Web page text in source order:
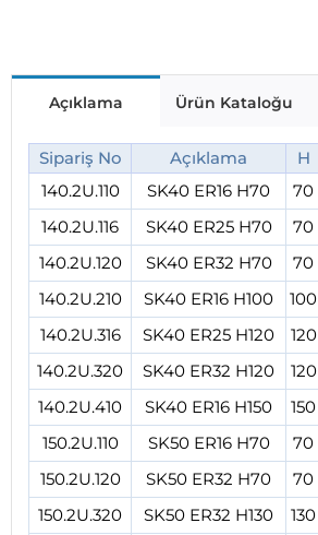
Açıklama Ürün Kataloğu
Sipariş No Açıklama H
140.2U.110
SK40 ER16 H70 70
140.2U.116
SK40 ER25 H70 70
140.2U.120
SK40 ER32 H70 70
140.2U.210
SK40 ER16 H100 100
140.2U.316
SK40 ER25 H120 120
140.2U.320
SK40 ER32 H120 120
140.2U.410
SK40 ER16 H150 150
150.2U.110
SK50 ER16 H70 70
150.2U.120
SK50 ER32 H70 70
150.2U.320
SK50 ER32 H130 130